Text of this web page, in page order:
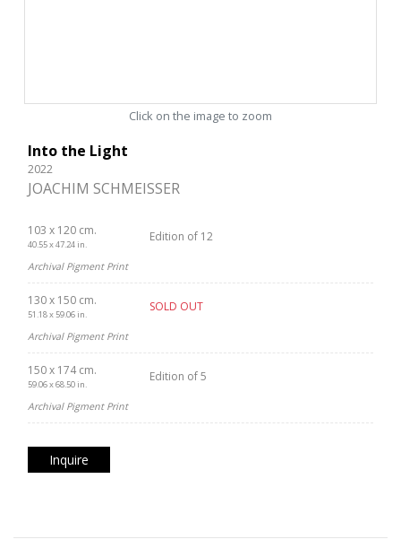
Click on the image to zoom
Into the Light
2022
JOACHIM SCHMEISSER
103 x 120 cm.
40.55 x 47.24 in.
Edition of 12
Archival Pigment Print
130 x 150 cm.
51.18 x 59.06 in.
SOLD OUT
Archival Pigment Print
150 x 174 cm.
59.06 x 68.50 in.
Edition of 5
Archival Pigment Print
Inquire